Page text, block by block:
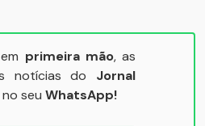
primeira mão, as
notícias do Jornal
no seu WhatsApp!